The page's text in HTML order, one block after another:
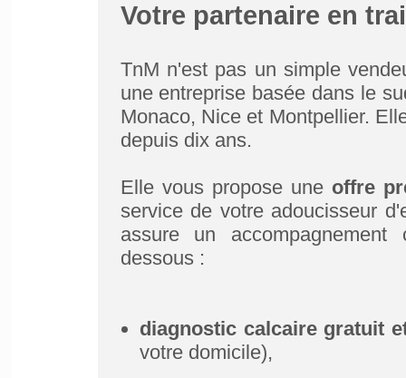
Votre partenaire en
TnM n'est pas un simple
une entreprise basée dans le
Monaco, Nice et Montpellier.
depuis dix ans.
Elle vous propose une offre
service de votre adoucisseur
assure un
dessous :
diagnostic calcaire gratuit
votre domicile),